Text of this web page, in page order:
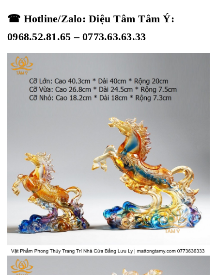
☎ Hotline/Zalo: Diệu Tâm Tâm Ý:
0968.52.81.65 – 0773.63.63.33